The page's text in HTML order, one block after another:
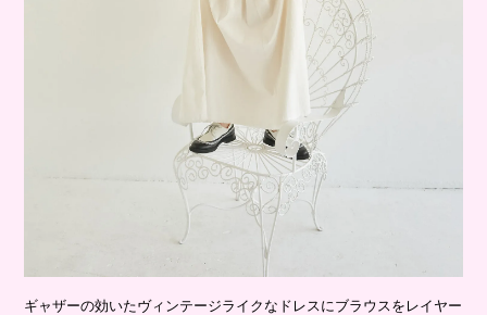
ギャザーの効いたヴィンテージライクなドレスにブラウスをレイヤー